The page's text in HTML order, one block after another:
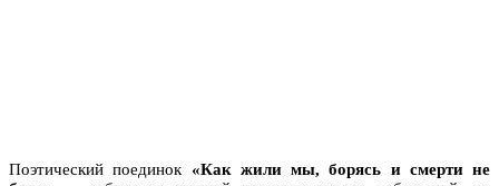
Поэтический поединок «Как жили мы, борясь и смерти не